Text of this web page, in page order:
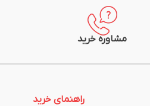
مشاوره خرید
راهنمای خرید